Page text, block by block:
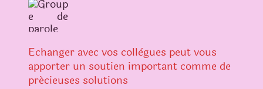
Echanger avec vos collègues peut vous
apporter un soutien important comme de
précieuses solutions